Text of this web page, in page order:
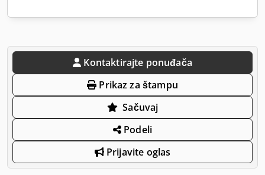
Kontaktirajte ponuđača
Prikaz za štampu
Sačuvaj
Podeli
Prijavite oglas